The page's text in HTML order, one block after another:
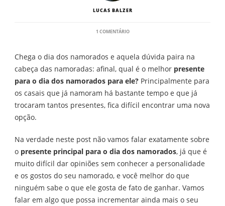
LUCAS BALZER
1 COMENTÁRIOEM
PRESENTE
O
DIA
NAMORADOS
PARA
Chega o dia dos namorados e aquela dúvida paira na
cabeça das namoradas: afinal, qual é o melhor presente
para o dia dos namorados para ele? Principalmente para
os casais que já namoram há bastante tempo e que já
trocaram tantos presentes, fica difícil encontrar uma nova
opção.
Na verdade neste post não vamos falar exatamente sobre
o presente principal para o dia dos namorados, já que é
muito difícil dar opiniões sem conhecer a personalidade
e os gostos do seu namorado, e você melhor do que
ninguém sabe o que ele gosta de fato de ganhar. Vamos
falar em algo que possa incrementar ainda mais o seu